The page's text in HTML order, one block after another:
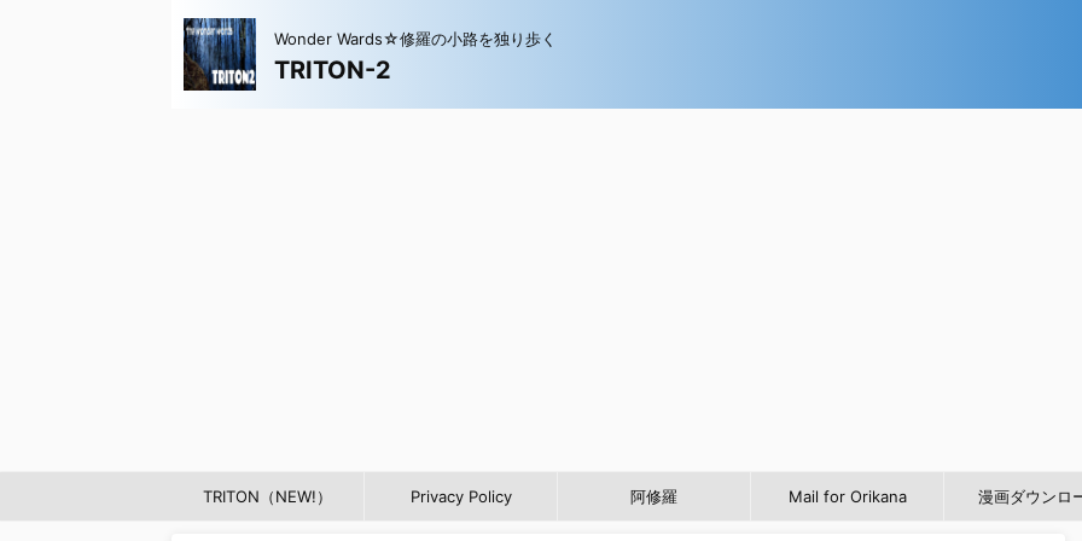
Wonder Wards☆修羅の小路を独り歩く
TRITON-2
TRITON（NEW!） Privacy Policy 阿修羅 Mail for Orikana 漫画ダウンロ